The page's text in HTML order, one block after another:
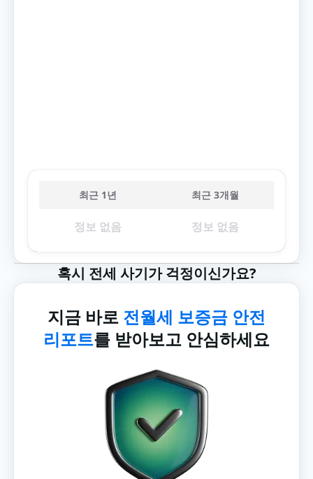
최근 1년 최근 3개월
정보 없음 정보 없음
혹시 전세 사기가 걱정이신가요?
지금 바로 전월세 보증금 안전
리포트를 받아보고 안심하세요